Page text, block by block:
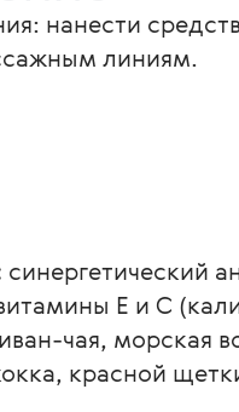
нанести
линиям.
синергетический
Е и С
чая, морская
красной